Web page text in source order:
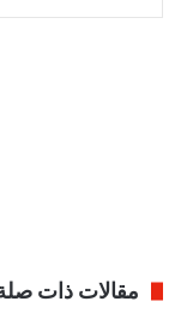
مقالات ذات